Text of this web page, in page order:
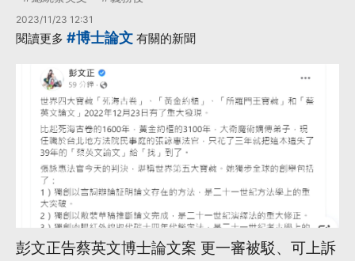
2023/11/23 12:31
閱讀更多 #博士論文 有關的新聞
彭文正告蔡英文博士論文案 更一審被駁、可上訴